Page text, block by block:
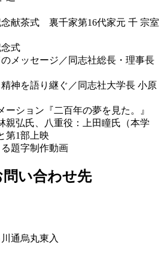
念献茶式 裏千家第16代家元 千 宗室
念式
のメッセージ／同志社総長・理事長
精神を語り継ぐ／同志社大学長 小原
ーション『二百年の夢を見た。』
弘氏、八重役：上田瞳氏（本学
第1部上映
る題字制作動画
い合わせ先
通烏丸東入